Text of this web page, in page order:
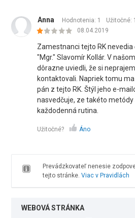
Anna Hodnotenia: 1 Užitočné: 1
08.04.2019
Zamestnanci tejto RK
"Mgr." Slavomír Kollár. V
dôrazne uviedli, že si
kontaktovali. Napriek tomu
pán z tejto RK. Štýl jeho e-
nasvedčuje, ze takéto metódy
každodenná rutina.
Užitočné? Áno
Prevádzkovateľ nenesie
tejto stránke. Viac v Pravidlách
WEBOVÁ STRÁNKA